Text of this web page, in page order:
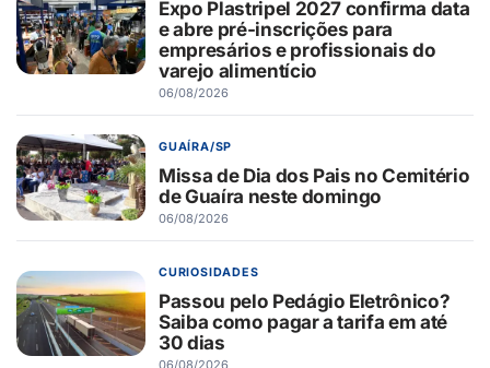
Expo Plastripel 2027 confirma data
e abre pré-inscrições para
empresários e profissionais do
varejo alimentício
06/08/2026
GUAÍRA/SP
Missa de Dia dos Pais no Cemitério
de Guaíra neste domingo
06/08/2026
CURIOSIDADES
Passou pelo Pedágio Eletrônico?
Saiba como pagar a tarifa em até
30 dias
06/08/2026